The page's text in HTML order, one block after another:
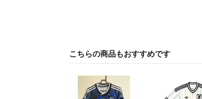
こちらの商品もおすすめです